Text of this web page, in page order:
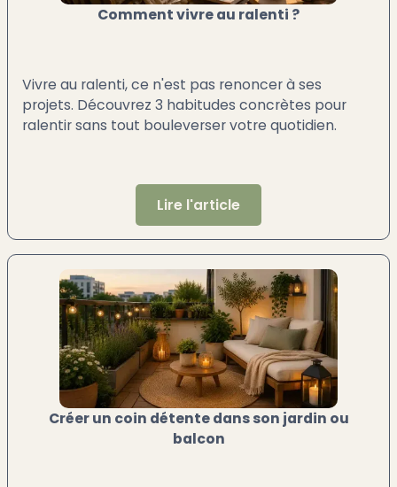
Comment vivre au ralenti ?
Vivre au ralenti, ce n'est pas renoncer à ses
projets. Découvrez 3 habitudes concrètes pour
ralentir sans tout bouleverser votre quotidien.
Lire l'article
Créer un coin détente dans son jardin ou
balcon